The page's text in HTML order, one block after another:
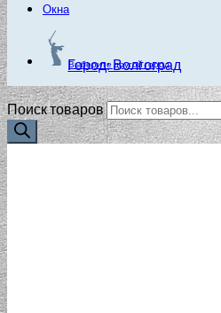
Окна
Город: Волгоград
Выберите другой город
Поиск товаров